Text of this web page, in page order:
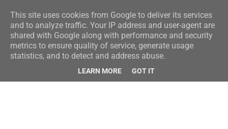
This site uses cookies from Google to deliver its services
and to analyze traffic. Your IP address and user-agent are
shared with Google along with performance and security
metrics to ensure quality of service, generate usage
statistics, and to detect and address abuse.
LEARN MORE GOT IT